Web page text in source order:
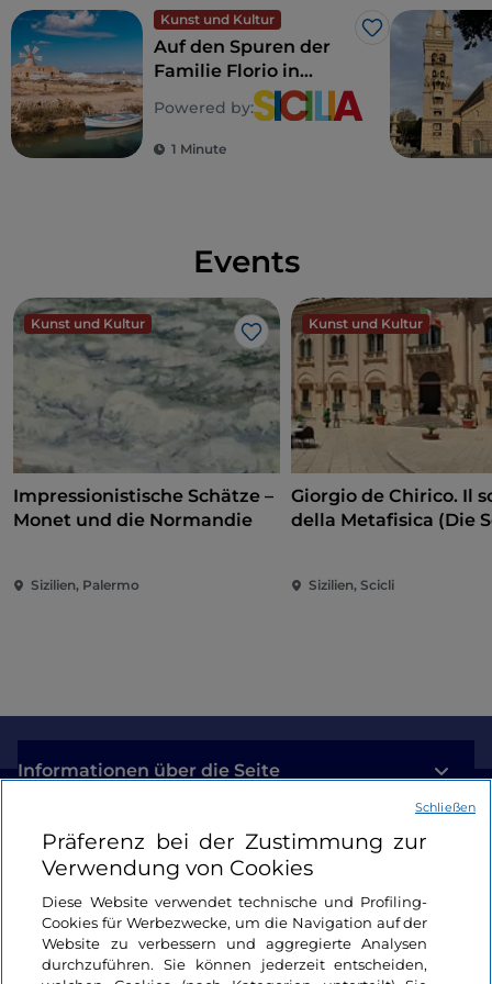
Kunst und Kultur
Like
Auf den Spuren der
Familie Florio in
Powered by:
1 Minute
Events
Kunst und Kultur
Like
Impressionistische Schätze –
Monet und die Normandie
Sizilien, Palermo
Kunst und Kultur
Giorgio de Chirico. Il
della Metafisica (Die
Sizilien, Scicli
Informationen über die Seite
Nützliche Links
Login
Bleiben wir in Kontakt
Präferenz bei der Zustimmung zur
Verwendung von Cookies
Diese Website verwendet technische und Profiling-
Cookies für Werbezwecke, um die Navigation auf der
Website zu verbessern und aggregierte Analysen
durchzuführen. Sie können jederzeit entscheiden,
Schließen